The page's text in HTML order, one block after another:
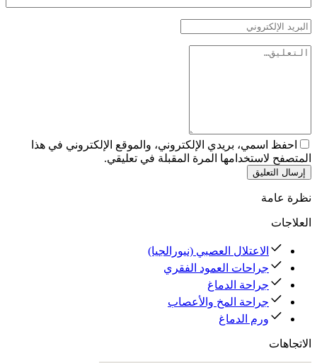
احفظ اسمي، بريدي الإلكتروني، والموقع الإلكتروني في هذا
المتصفح لاستخدامها المرة المقبلة في تعليقي.
إرسال التعليق
نظرة عامة
العلاجات
الاعتلال العصبي (نيورالجيا)
جراحات العمود الفقري
جراحة الدماغ
جراحة المخ والأعصاب
ورم الدماغ
الاتجاهات